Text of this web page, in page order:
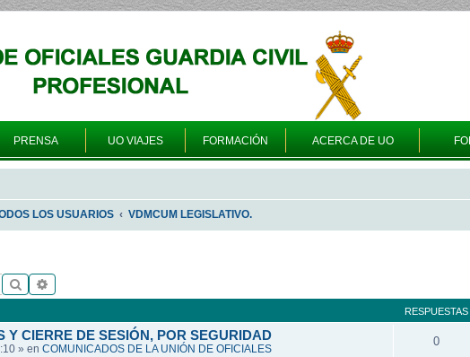
PRENSA UO VIAJES FORMACIÓN ACERCA DE UO
LOS USUARIOS VDMCUM LEGISLATIVO.
Buscar
RESPUESTAS
Y CIERRE DE SESIÓN, POR SEGURIDAD
» en COMUNICADOS DE LA UNIÓN DE OFICIALES
0